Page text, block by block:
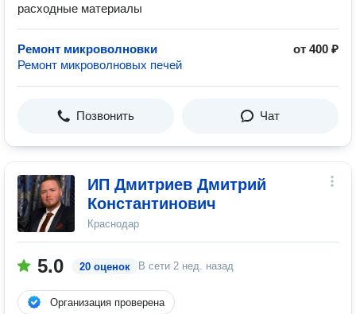
расходные материалы
Ремонт микроволновки
от 400 ₽
Ремонт микроволновых печей
Позвонить Чат
ИП Дмитриев Дмитрий
Константинович
Краснодар
5.0 20 оценок В сети 2 нед. назад
Организация проверена